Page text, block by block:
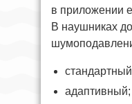
в приложении
В наушниках
адаптивный;